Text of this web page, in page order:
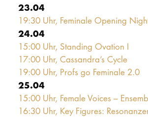
23.04
19:30 Uhr, Feminale Opening
24.04
15:00 Uhr, Standing Ovation I
17:00 Uhr, Cassandra’s Cycle
19:00 Uhr, Profs go Feminale 2.0
25.04
15:00 Uhr, Female Voices –
16:30 Uhr, Key Figures: